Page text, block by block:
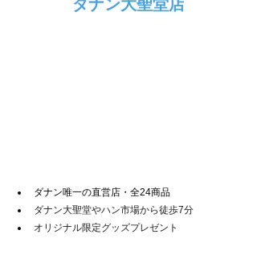
ダナン大聖堂店
ダナン唯一の直営店・全24商品
ダナン大聖堂やハン市場から徒歩7分
オリジナル限定グッズプレゼント